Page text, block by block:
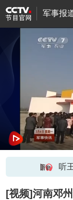
军事报
听
[视频]河南邓